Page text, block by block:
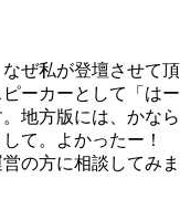
ぜ私が登壇させて頂
ーカーとして「はー
地方版には、かなら
して。よかったー！
の方に相談してみま